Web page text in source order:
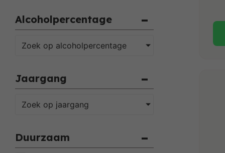
Alcoholpercentage
Zoek op alcoholpercentage
Jaargang
Zoek op jaargang
Duurzaam